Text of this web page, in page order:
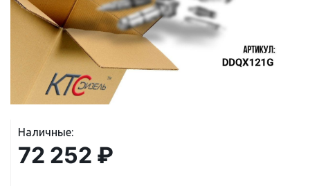
Наличные:
72 252 ₽